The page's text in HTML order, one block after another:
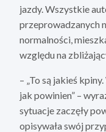
jazdy. Wszystkie
przeprowadzanych
normalności,
względu na
– „To są jakieś
jak powinien” –
sytuacje zaczęły
opisywała swój